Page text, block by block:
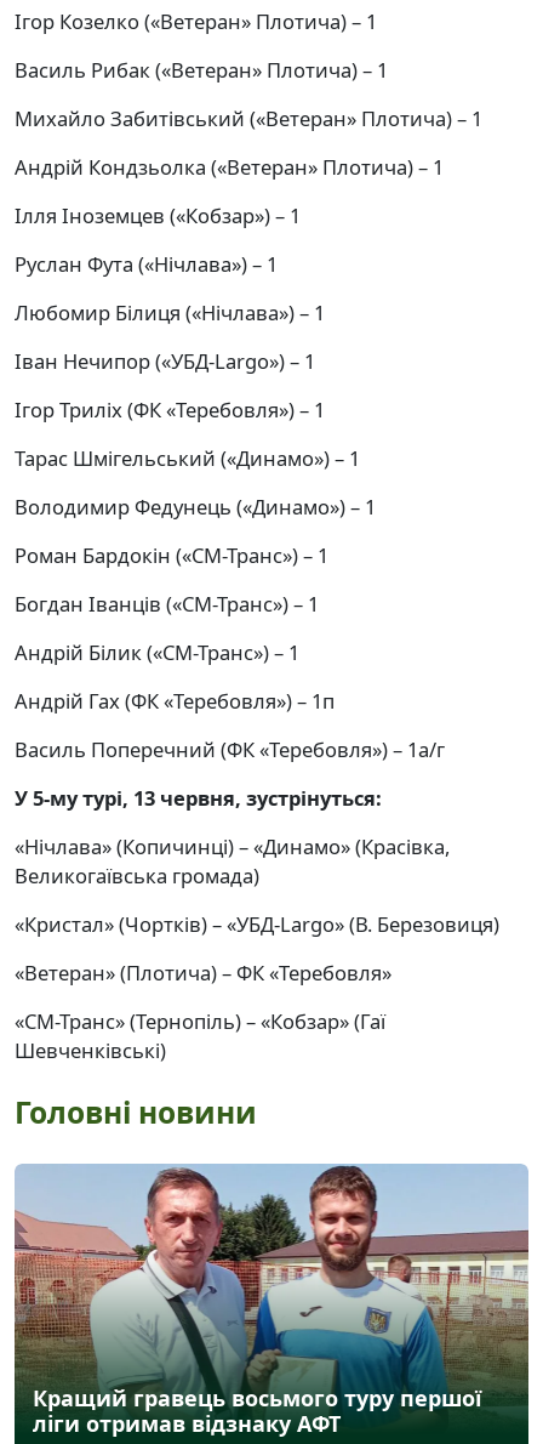
Ігор Козелко («Ветеран» Плотича) – 1
Василь Рибак («Ветеран» Плотича) – 1
Михайло Забитівський («Ветеран» Плотича) – 1
Андрій Кондзьолка («Ветеран» Плотича) – 1
Ілля Іноземцев («Кобзар») – 1
Руслан Фута («Нічлава») – 1
Любомир Білиця («Нічлава») – 1
Іван Нечипор («УБД-Largo») – 1
Ігор Триліх (ФК «Теребовля») – 1
Тарас Шмігельський («Динамо») – 1
Володимир Федунець («Динамо») – 1
Роман Бардокін («СМ-Транс») – 1
Богдан Іванців («СМ-Транс») – 1
Андрій Білик («СМ-Транс») – 1
Андрій Гах (ФК «Теребовля») – 1п
Василь Поперечний (ФК «Теребовля») – 1а/г
У5-му турі, 13 червня, зустрінуться:
«Нічлава» (Копичинці) – «Динамо» (Красівка,
Великогаївська громада)
«Кристал» (Чортків) – «УБД-Largo» (В. Березовиця)
«Ветеран» (Плотича) – ФК «Теребовля»
«СМ-Транс» (Тернопіль) – «Кобзар» (Гаї
Шевченківські)
Головні новини
Кращий гравець восьмого туру першої
ліги отримав відзнаку АФТ